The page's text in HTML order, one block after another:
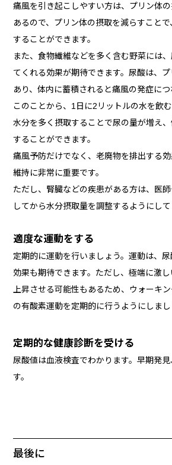
痛風を引き起こしやすい方は、プリン体
あるので、プリン体の摂取を減らすこと
することができます。
また、食物繊維などを多く含む野菜には
てくれる効果が期待できます。尿酸は、
あり、体内に蓄積されると痛風の発症につ
このことから、1日に2リットルの水を飲む
水分を多く摂取することで尿の量が増え
することができます。
痛風予防だけでなく、老廃物を排出する
維持に非常に重要です。
ただし、腎臓などの疾患がある方は、医
してから水分摂取量を調整するようにして
適度な運動をする
定期的に運動を行いましょう。運動は、
効果も期待できます。ただし、極端に激
上昇させる可能性もあるため、ウォーキ
の有酸素運動を定期的に行うようにしまし
定期的な健康診断を受ける
尿酸値は血液検査でわかります。早期発
す。
最後に